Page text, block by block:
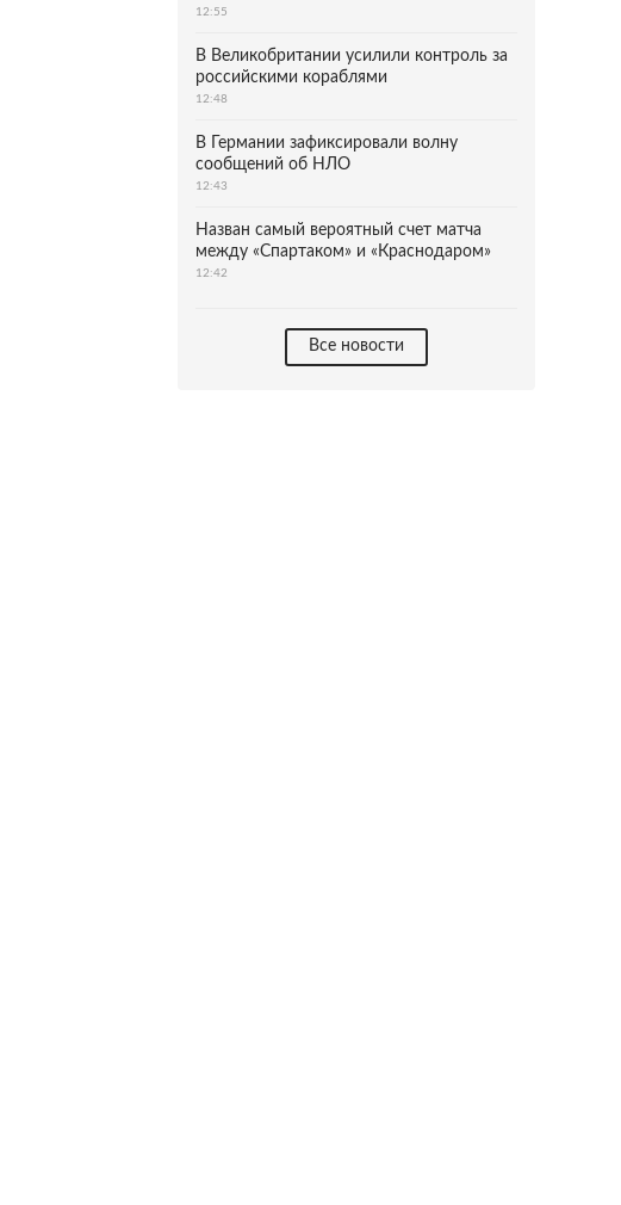
12:55
В Великобритании усилили контроль за
российскими кораблями
12:48
В Германии зафиксировали волну
сообщений об НЛО
12:43
Назван самый вероятный счет матча
между «Спартаком» и «Краснодаром»
12:42
Все новости